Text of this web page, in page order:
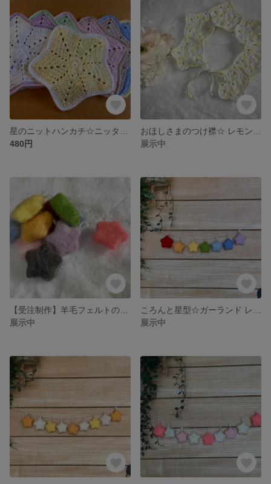
480円
展示中
展示中
展示中